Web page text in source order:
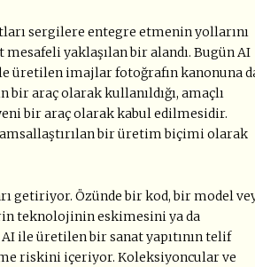
sergilere entegre etmenin yollarını
yaklaşılan bir alandı. Bugün AI
üretilen imajlar fotoğrafın kanonuna
bir araç olarak kullanıldığı, amaçlı
bir araç olarak kabul edilmesidir.
bir üretim biçimi olarak
getiriyor. Özünde bir kod, bir model
teknolojinin eskimesini ya da
ile üretilen bir sanat yapıtının telif
riskini içeriyor. Koleksiyoncular ve